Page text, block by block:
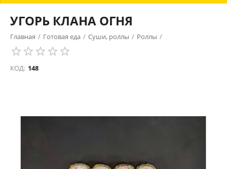
УГОРЬ КЛАНА ОГНЯ
Главная / Готовая еда / Суши, роллы / Роллы /
КОД: 148